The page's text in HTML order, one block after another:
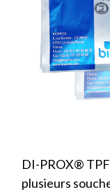
DI-PROX®
plusieurs